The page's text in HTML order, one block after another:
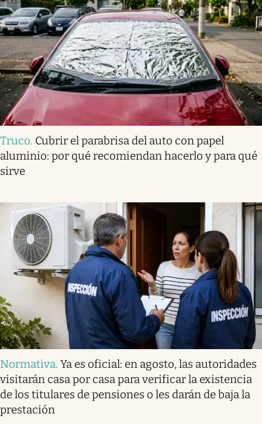
Truco. Cubrir el parabrisa del auto con papel
aluminio: por qué recomiendan hacerlo y para qué
sirve
Normativa. Ya es oficial: en agosto, las autoridades
visitarán casa por casa para verificar la existencia
de los titulares de pensiones o les darán de baja la
prestación